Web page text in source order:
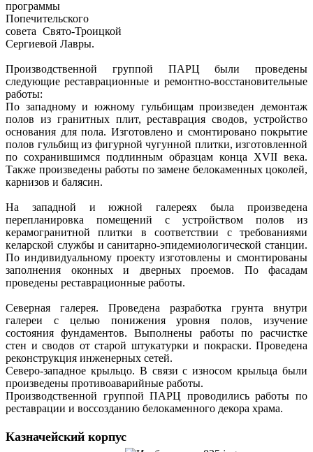
программы
Попечительского
совета Свято-Троицкой
Сергиевой Лавры.
Производственной группой ПАРЦ были проведены
следующие реставрационные и ремонтно-восстановительные
работы:
По западному и южному гульбищам произведен демонтаж
полов из гранитных плит, реставрация сводов, устройство
основания для пола. Изготовлено и смонтировано покрытие
полов гульбищ из фигурной чугунной плитки, изготовленной
по сохранившимся подлинным образцам конца XVII века.
Также произведены работы по замене белокаменных цоколей,
карнизов и балясин.
На западной и южной галереях была произведена
перепланировка помещений с устройством полов из
керамогранитной плитки в соответствии с требованиями
келарской службы и санитарно-эпидемиологической станции.
По индивидуальному проекту изготовлены и смонтированы
заполнения оконных и дверных проемов. По фасадам
проведены реставрационные работы.
Северная галерея. Проведена разработка грунта внутри
галереи с целью понижения уровня полов, изучение
состояния фундаментов. Выполнены работы по расчистке
стен и сводов от старой штукатурки и покраски. Проведена
реконструкция инженерных сетей.
Северо-западное крыльцо. В связи с износом крыльца были
произведены противоаварийные работы.
Производственной группой ПАРЦ проводились работы по
реставрации и воссозданию белокаменного декора храма.
Казначейский корпус